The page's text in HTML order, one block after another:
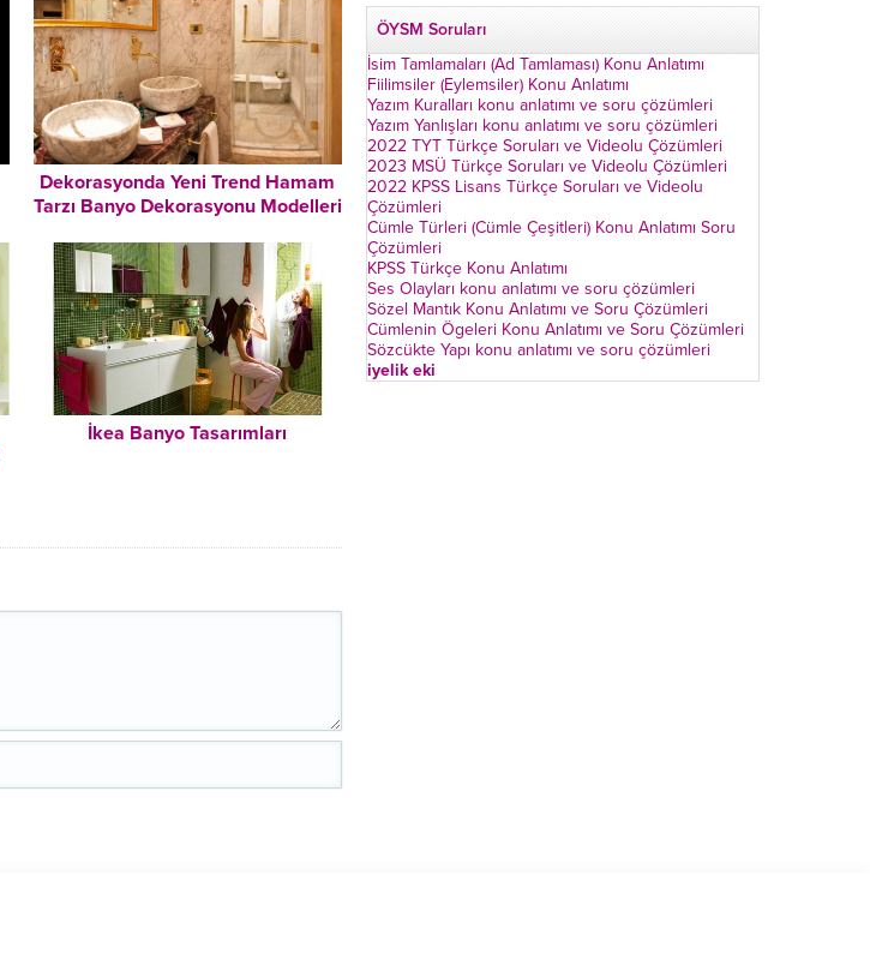
Dekorasyonda Yeni Trend Hamam
Tarzı Banyo Dekorasyonu Modelleri
İkea Banyo Tasarımları
ÖYSM Soruları
İsim Tamlamaları (Ad Tamlaması) Konu Anlatımı
Fiilimsiler (Eylemsiler) Konu Anlatımı
Yazım Kuralları konu anlatımı ve soru çözümleri
Yazım Yanlışları konu anlatımı ve soru çözümleri
2022 TYT Türkçe Soruları ve Videolu Çözümleri
2023 MSÜ Türkçe Soruları ve Videolu Çözümleri
2022 KPSS Lisans Türkçe Soruları ve Videolu
Çözümleri
Cümle Türleri (Cümle Çeşitleri) Konu Anlatımı Soru
Çözümleri
KPSS Türkçe Konu Anlatımı
Ses Olayları konu anlatımı ve soru çözümleri
Sözel Mantık Konu Anlatımı ve Soru Çözümleri
Cümlenin Ögeleri Konu Anlatımı ve Soru Çözümleri
Sözcükte Yapı konu anlatımı ve soru çözümleri
iyelik eki